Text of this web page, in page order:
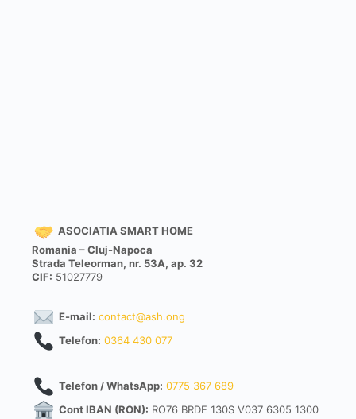
ASOCIATIA SMART HOME
Romania – Cluj-Napoca
Strada Teleorman, nr. 53A, ap. 32
CIF: 51027779
E-mail: contact@ash.ong
Telefon: 0364 430 077
Telefon / WhatsApp: 0775 367 689
Cont IBAN (RON): RO76 BRDE 130S V037 6305 1300